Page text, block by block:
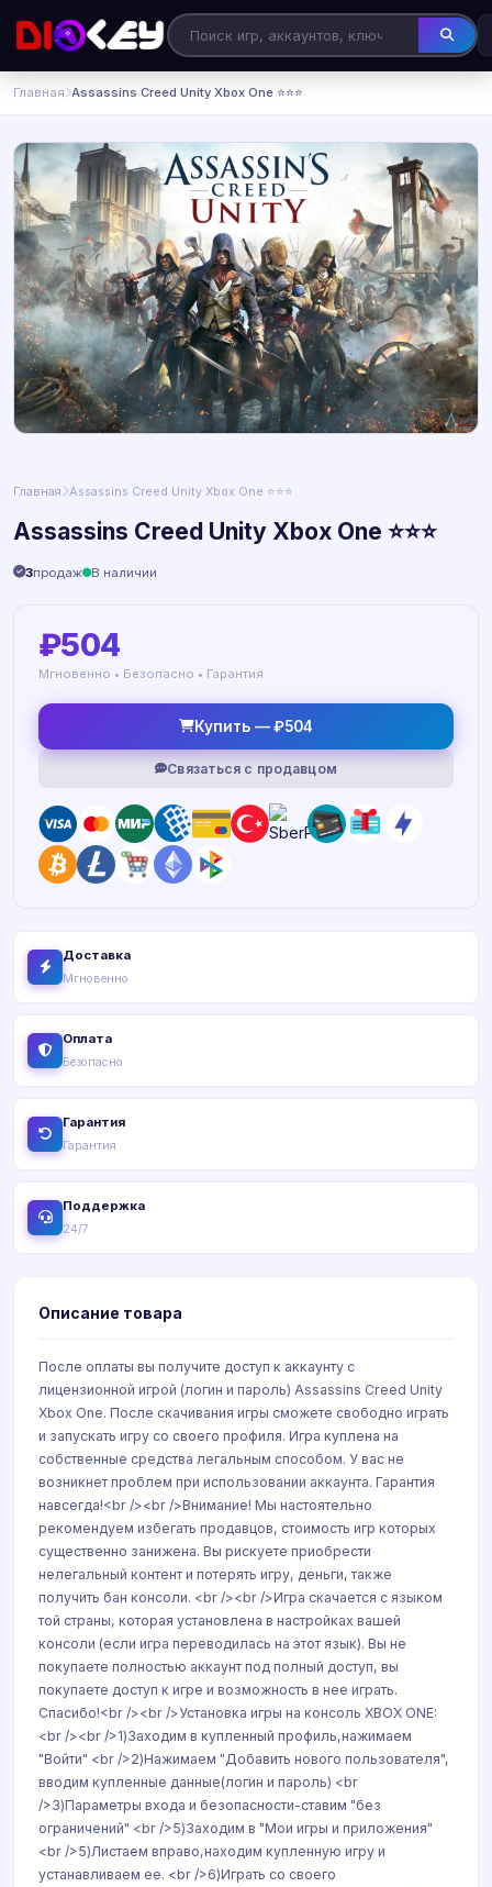
Главная Assassins Creed Unity Xbox One ⭐⭐⭐
Главная Assassins Creed Unity Xbox One ⭐⭐⭐
Assassins Creed Unity Xbox One ⭐⭐⭐
3продаж В наличии
₽504
Мгновенно • Безопасно • Гарантия
Купить — ₽504
Связаться с продавцом
Доставка
Мгновенно
Оплата
Безопасно
Гарантия
Гарантия
Поддержка
24/7
Описание товара
После оплаты вы получите доступ к аккаунту с
лицензионной игрой (логин и пароль) Assassins Creed Unity
Xbox One. После скачивания игры сможете свободно играть
и запускать игру со своего профиля. Игра куплена на
собственные средства легальным способом. У вас не
возникнет проблем при использовании аккаунта. Гарантия
навсегда!<br /><br />Внимание! Мы настоятельно
рекомендуем избегать продавцов, стоимость игр которых
существенно занижена. Вы рискуете приобрести
нелегальный контент и потерять игру, деньги, также
получить бан консоли. <br /><br />Игра скачается с языком
той страны, которая установлена в настройках вашей
консоли (если игра переводилась на этот язык). Вы не
покупаете полностью аккаунт под полный доступ, вы
покупаете доступ к игре и возможность в нее играть.
Спасибо!<br /><br />Установка игры на консоль XBOX ONE:
<br /><br />1)Заходим в купленный профиль,нажимаем
"Войти" <br />2)Нажимаем "Добавить нового пользователя",
вводим купленные данные(логин и пароль) <br
/>3)Параметры входа и безопасности-ставим "без
ограничений" <br />5)Заходим в "Мои игры и приложения"
<br />5)Листаем вправо,находим купленную игру и
устанавливаем ее. <br />6)Играть со своего